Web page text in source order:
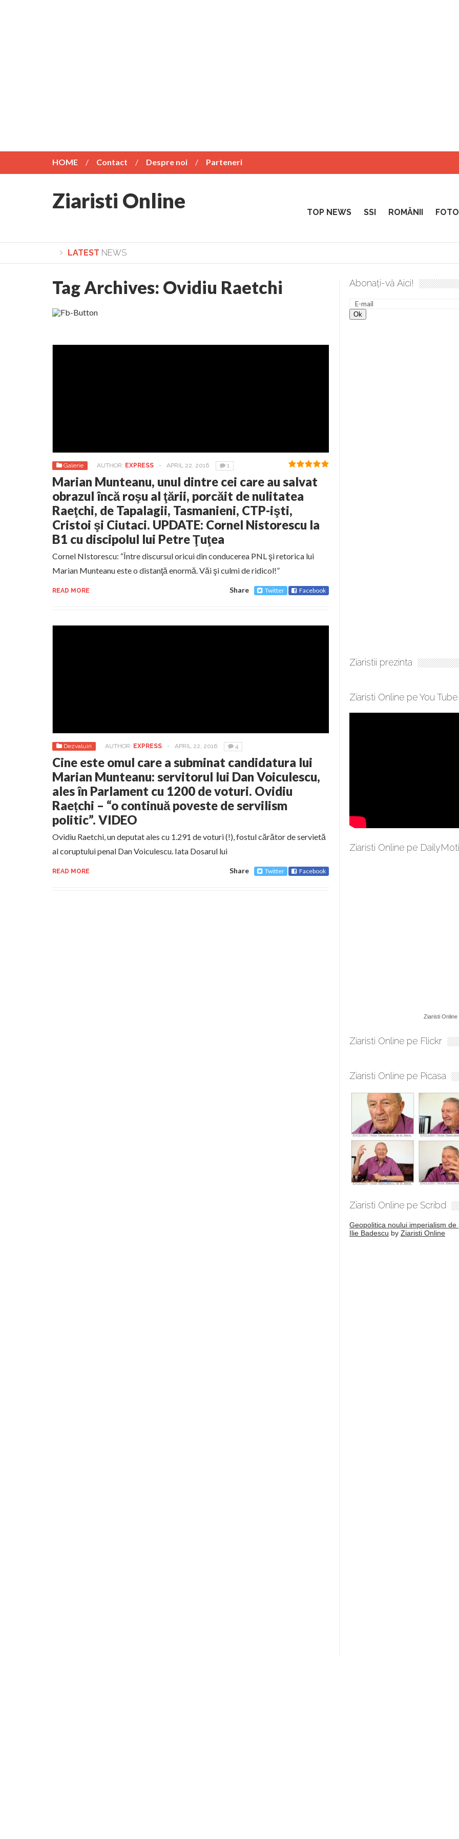
HOME Contact Despre noi Parteneri
Ziaristi Online TOP NEWS SSI ROMÂNII
LATEST NEWS
Lepădarea de sine și urmarea lui Hristos. Calea spre desăvârșire. Gând de duminică de Elena Solunca Moise
Tag Archives: Ovidiu Raetchi
Galerie AUTHOR: EXPRESS - APRIL 22, 2016 1
Marian Munteanu, unul dintre cei care au salvat
obrazul încă roşu al ţării, porcăit de nulitatea
Raeţchi, de Tapalagii, Tasmanieni, CTP-işti,
Cristoi şi Ciutaci. UPDATE: Cornel Nistorescu la
B1 cu discipolul lui Petre Ţuţea
Cornel NIstorescu: “Între discursul oricui din conducerea PNL şi retorica lui
Marian Munteanu este o distanţă enormă. Văi şi culmi de ridicol!”
READ MORE Share Twitter Facebook
Dezvaluiri AUTHOR: EXPRESS - APRIL 22, 2016 4
Cine este omul care a subminat candidatura lui
Marian Munteanu: servitorul lui Dan Voiculescu,
ales în Parlament cu 1200 de voturi. Ovidiu
Raețchi – “o continuă poveste de servilism
politic”. VIDEO
Ovidiu Raetchi, un deputat ales cu 1.291 de voturi (!), fostul cărător de servietă
al coruptului penal Dan Voiculescu. Iata Dosarul lui
READ MORE Share Twitter Facebook
Abonați-vă Aici!
Ziaristii prezinta
Ziaristi Online pe You Tube
Ziaristi Online pe
Ziaristi Online
Ziaristi Online pe Flickr
Ziaristi Online pe Picasa
Ziaristi Online pe Scribd
Geopolitica noului imperialism de
Ilie Badescu by Ziaristi Online